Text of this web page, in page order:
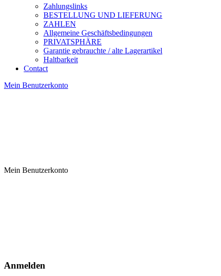
Zahlungslinks
BESTELLUNG UND LIEFERUNG
ZAHLEN
Allgemeine Geschäftsbedingungen
PRIVATSPHÄRE
Garantie gebrauchte / alte Lagerartikel
Haltbarkeit
Contact
Mein Benutzerkonto
Mein Benutzerkonto
Anmelden